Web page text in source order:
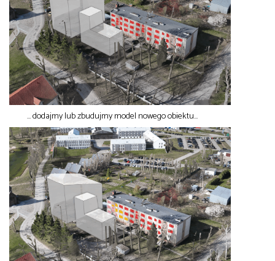
… dodajmy lub zbudujmy model nowego obiektu…